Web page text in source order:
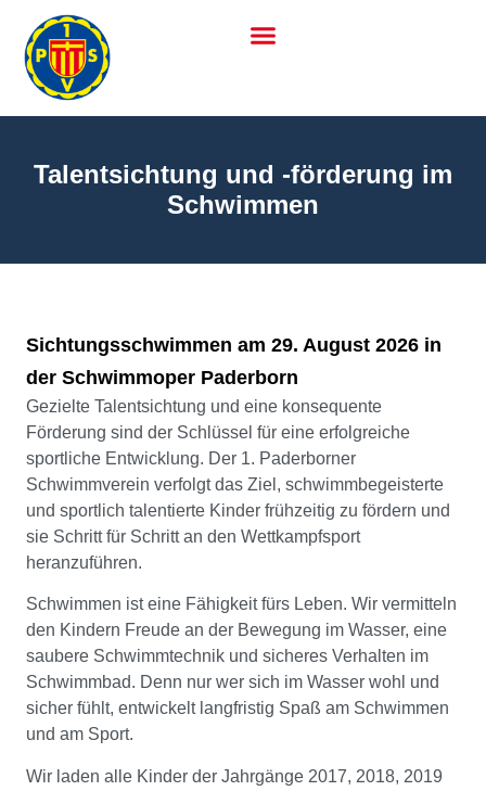
Talentsichtung und -förderung im
Schwimmen
Sichtungsschwimmen am 29. August 2026 in
der Schwimmoper Paderborn
Gezielte Talentsichtung und eine konsequente
Förderung sind der Schlüssel für eine erfolgreiche
sportliche Entwicklung. Der 1. Paderborner
Schwimmverein verfolgt das Ziel, schwimmbegeisterte
und sportlich talentierte Kinder frühzeitig zu fördern und
sie Schritt für Schritt an den Wettkampfsport
heranzuführen.
Schwimmen ist eine Fähigkeit fürs Leben. Wir vermitteln
den Kindern Freude an der Bewegung im Wasser, eine
saubere Schwimmtechnik und sicheres Verhalten im
Schwimmbad. Denn nur wer sich im Wasser wohl und
sicher fühlt, entwickelt langfristig Spaß am Schwimmen
und am Sport.
Wir laden alle Kinder der Jahrgänge 2017, 2018, 2019